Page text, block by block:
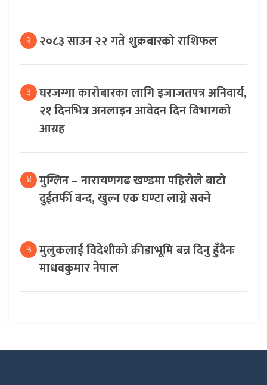
२ २०८३ साउन २२ गते शुक्रबारको राशिफल
३ घरजग्गा कारोबारका लागि इजाजतपत्र अनिवार्य,
२१ दिनभित्र अनलाइन आवेदन दिन विभागको
आग्रह
४ मुग्लिन – नारायणगढ खण्डमा पहिरोले बाटो
दुईतर्फी बन्द, खुल्न एक घण्टा लाग्ने सक्ने
५ मुलुकलाई विदेशीको क्रीडाभूमि बन्न दिनु हुँदैनः
माधवकुमार नेपाल